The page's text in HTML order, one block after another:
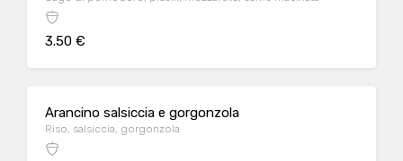
3.50 €
Arancino salsiccia e gorgonzola
Riso, salsiccia, gorgonzola